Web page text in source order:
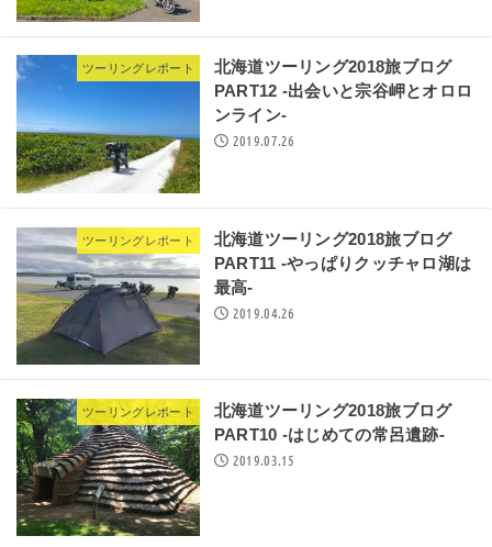
ツーリングレポート
北海道ツーリング2018旅ブログ
PART12 -出会いと宗谷岬とオロロ
ンライン-
2019.07.26
ツーリングレポート
北海道ツーリング2018旅ブログ
PART11 -やっぱりクッチャロ湖は
最高-
2019.04.26
ツーリングレポート
北海道ツーリング2018旅ブログ
PART10 -はじめての常呂遺跡-
2019.03.15